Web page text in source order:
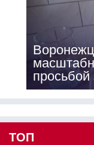
просьбой
ТОП